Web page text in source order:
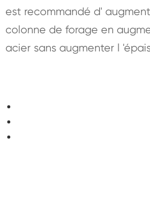
est recommandé d'
colonne de forage en
acier sans augmenter l